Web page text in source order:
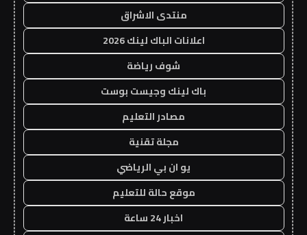
منتدى الاشراق
اعلانات الباك لينك 2026
شوف رياضة
باك لينك وجيست بوست
مصادر التعليم
مجلة تقنية
يو ان بي الرياضي
موقع حالة للتعليم
اخبار 24 ساعة